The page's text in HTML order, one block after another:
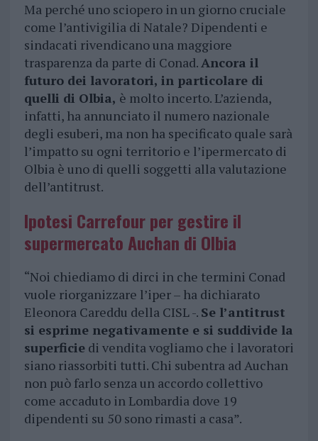
Ma perché uno sciopero in un giorno cruciale
come l’antivigilia di Natale? Dipendenti e
sindacati rivendicano una maggiore
trasparenza da parte di Conad.Ancora il
futuro dei lavoratori, in particolare di
quelli di Olbia, è molto incerto. L’azienda,
infatti, ha annunciato il numero nazionale
degli esuberi, ma non ha specificato quale sarà
l’impatto su ogni territorio e l’ipermercato di
Olbia è uno di quelli soggetti alla valutazione
dell’antitrust.
Ipotesi Carrefour per gestire il
supermercato Auchan di Olbia
“Noi chiediamo di dirci in che termini Conad
vuole riorganizzare l’iper – ha dichiarato
Eleonora Careddu della CISL -. Se l’antitrust
si esprime negativamente e si suddivide la
superficiedi vendita vogliamo che i lavoratori
siano riassorbiti tutti. Chi subentra ad Auchan
non può farlo senza un accordo collettivo
come accaduto in Lombardia dove 19
dipendenti su 50 sono rimasti a casa”.